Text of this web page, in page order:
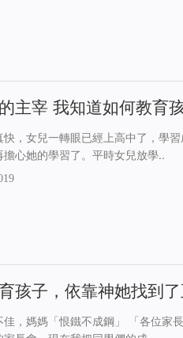
主宰 我知道如何教育
快，女兒一轉眼已經上高中了，學
擔心她的學習了。平時女兒放學..
孩子，依靠神她找到
佳，媽媽「恨鐵不成鋼」 「各位家